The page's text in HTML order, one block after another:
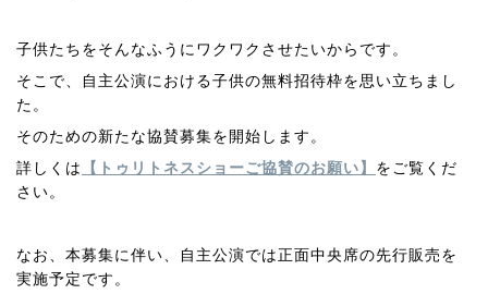
子供たちをそんなふうにワクワクさせたいからです。
そこで、自主公演における子供の無料招待枠を思い立ちまし
た。
そのための新たな協賛募集を開始します。
詳しくは
【トゥリトネスショーご協賛のお願い】 をご覧くだ
さい。
なお、本募集に伴い、自主公演では正面中央席の先行販売を
実施予定です。